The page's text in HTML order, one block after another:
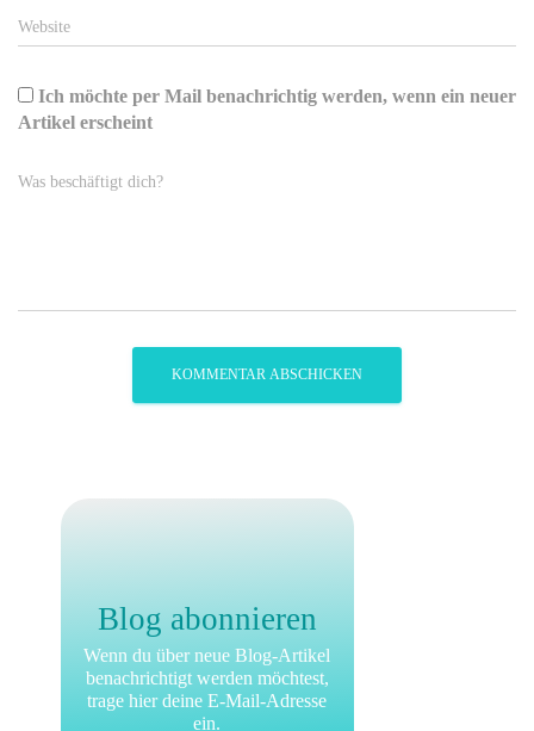
Website
Ich möchte per Mail benachrichtig werden, wenn ein neuer
Artikel erscheint
Was beschäftigt dich?
Blog abonnieren
Wenn du über neue Blog-Artikel
benachrichtigt werden möchtest,
trage hier deine E-Mail-Adresse
ein.